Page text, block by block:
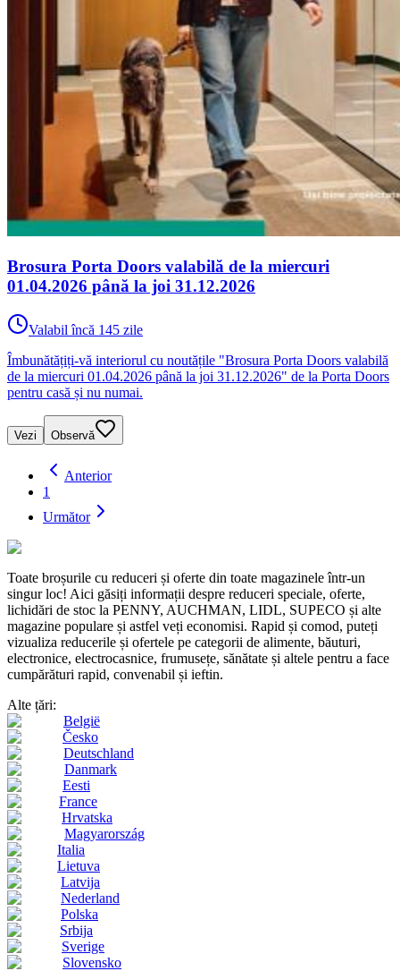
Brosura Porta Doors valabilă de la miercuri
01.04.2026 până la joi 31.12.2026
Valabil încă 145 zile
Îmbunătățiți-vă interiorul cu noutățile "Brosura Porta Doors valabilă
de la miercuri 01.04.2026 până la joi 31.12.2026" de la Porta Doors
pentru casă și nu numai.
Vezi Observă
Anterior
1
Următor
Toate broșurile cu reduceri și oferte din toate magazinele într-un
singur loc! Aici găsiți informații despre reduceri speciale, oferte,
lichidări de stoc la PENNY, AUCHMAN, LIDL, SUPECO și alte
magazine populare și astfel veți economisi. Rapid și comod, puteți
vizualiza reducerile și ofertele pe categorii de alimente, băuturi,
electronice, electrocasnice, frumusețe, sănătate și altele pentru a face
cumpărături rapid, convenabil și ieftin.
Alte țări:
België
Česko
Deutschland
Danmark
Eesti
France
Hrvatska
Magyarország
Italia
Lietuva
Latvija
Nederland
Polska
Srbija
Sverige
Slovensko